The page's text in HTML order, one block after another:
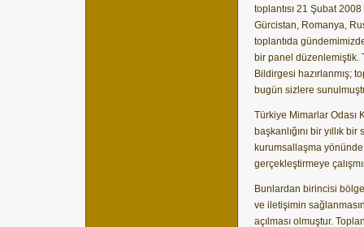
toplantısı 21 Şubat
Gürcistan, Romanya,
toplantıda
bir panel düzenlemiştik.
Bildirgesi hazırlanmış;
bugün sizlere
Türkiye Mimarlar Odası
başkanlığını bir yıllık
kurumsallaşma yönünde
gerçekleştirmeye
Bunlardan birincisi
ve iletişimin
açılması olmuştur.